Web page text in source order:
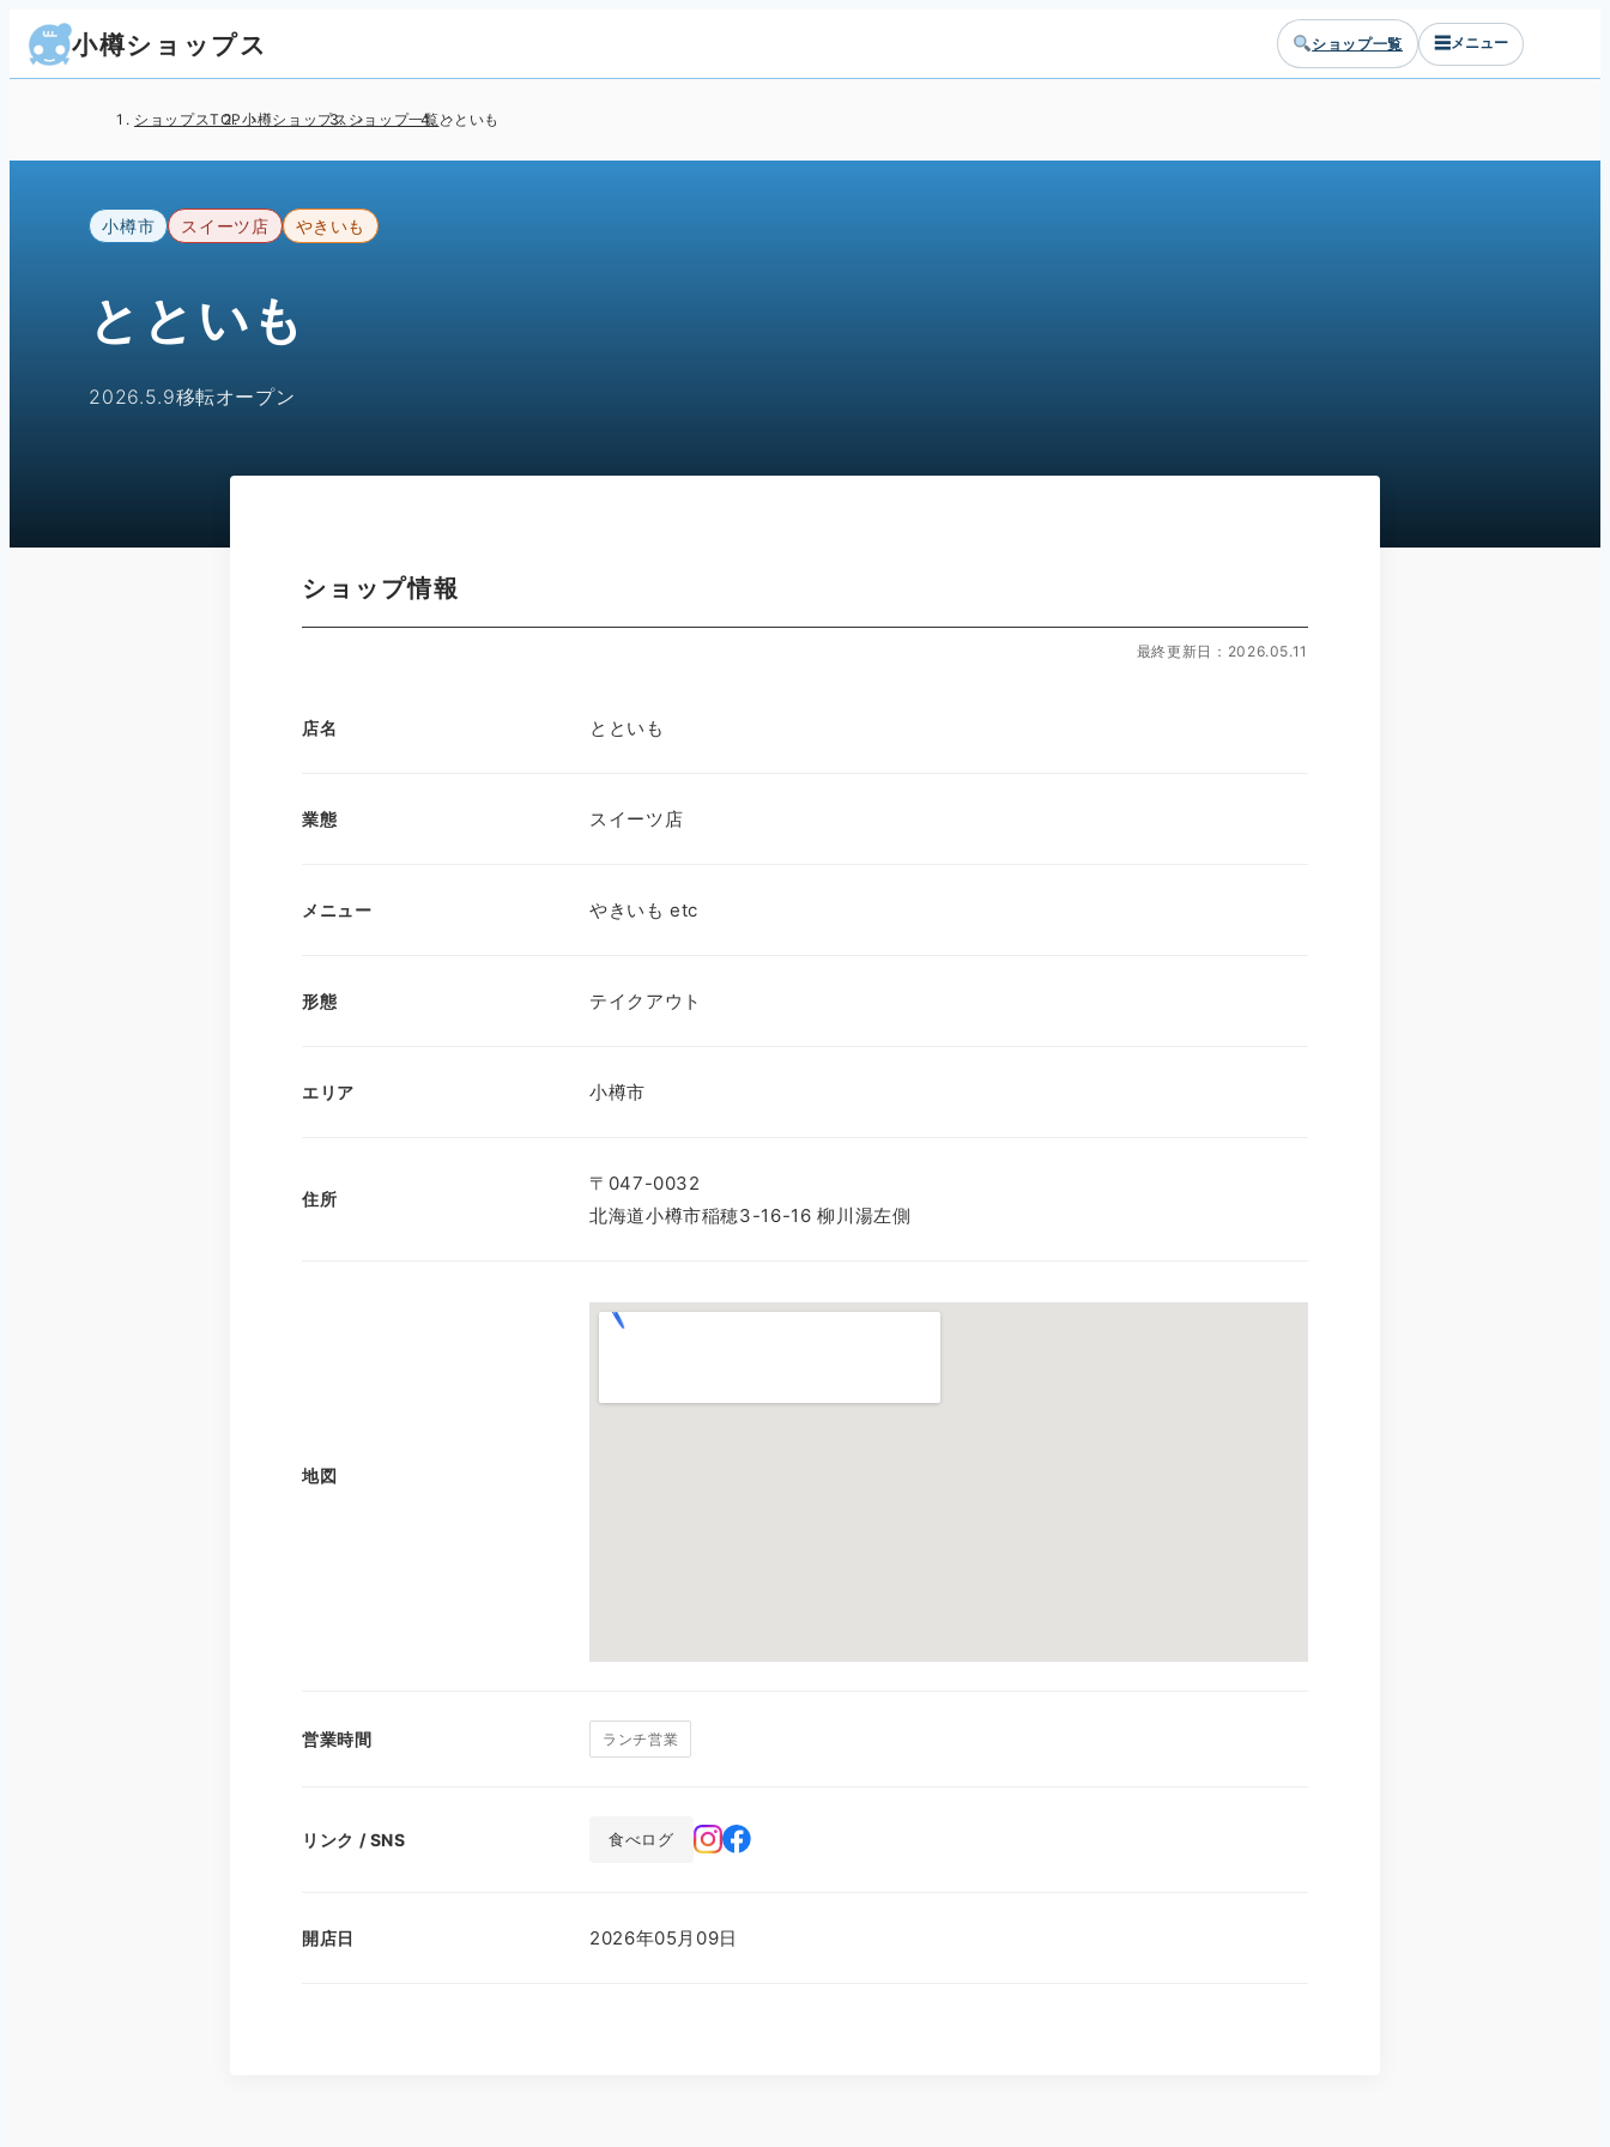
小樽ショップス ショップ一覧 ☰メニュー
ショップスTOP小樽ショップス ショップ一覧とといも
小樽市 スイーツ店 やきいも
とといも
2026.5.9移転オープン
ショップ情報
最終更新日：2026.05.11
店名 とといも
業態 スイーツ店
メニュー やきいも etc
形態 テイクアウト
エリア 小樽市
住所
〒047-0032
北海道小樽市稲穂3-16-16 柳川湯左側
地図
営業時間 ランチ営業
リンク / SNS 食べログ
開店日 2026年05月09日